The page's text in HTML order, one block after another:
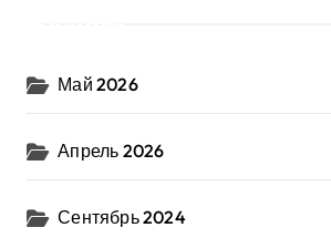
Май 2026
Апрель 2026
Сентябрь 2024